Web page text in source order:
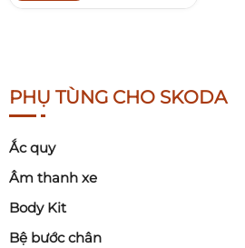
PHỤ TÙNG CHO SKODA
Ắc quy
Âm thanh xe
Body Kit
Bệ bước chân